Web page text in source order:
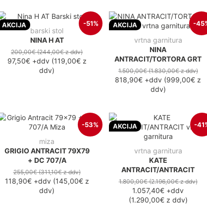
AKCIJA -51%
barski stol
NINA H AT
200,00€(244,00€z ddv)
97,50€+ddv(119,00€z
ddv)
AKCIJA -
vrtna garnitura
NINA
ANTRACIT/TORTORA GRT
1.500,00€(1.830,00€z ddv)
818,90€ +ddv (999,00€ z
ddv)
-53%
miza
GRIGIO ANTRACIT 79X79
+ DC 707/A
255,00€(311,10€z ddv)
118,90€+ddv(145,00€z
ddv)
AKCIJA -
vrtna garnitura
KATE
ANTRACIT/ANTRACIT
1.800,00€(2.196,00€z ddv)
1.057,40€ +ddv
(1.290,00€z ddv)